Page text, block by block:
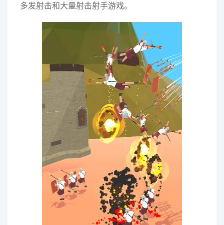
多发射击和大量射击射手游戏。